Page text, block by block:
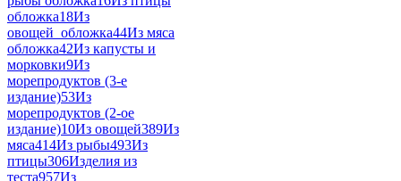
обложка18Из
овощей_обложка44Из мяса
обложка42Из капусты и
морковки9Из
морепродуктов (3-е
издание)53Из
морепродуктов (2-ое
издание)10Из овощей389Из
мяса414Из рыбы493Из
птицы306Изделия из
теста957Из